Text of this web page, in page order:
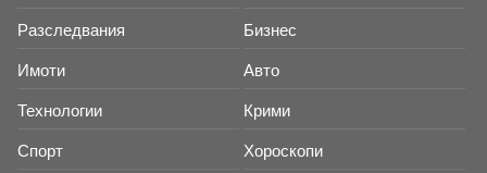
Разследвания Бизнес
Имоти Авто
Технологии Крими
Спорт Хороскопи